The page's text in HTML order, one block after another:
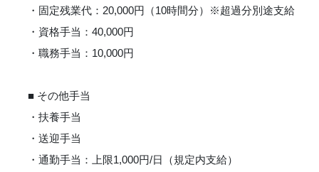
・固定残業代：20,000円（10時間分）※超過分別途支給
・資格手当：40,000円
・職務手当：10,000円
■ その他手当
・扶養手当
・送迎手当
・通勤手当：上限1,000円/日（規定内支給）